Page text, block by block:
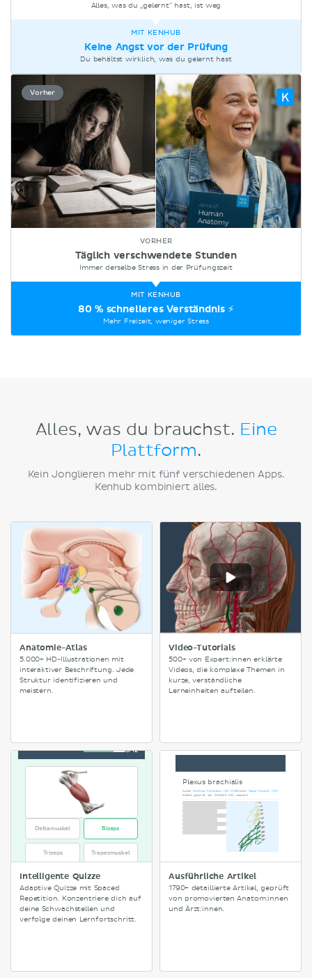
Alles, was du „gelernt" hast, ist weg
Keine Angst vor der Prüfung
Du behältst wirklich, was du gelernt hast
Vorher
Täglich verschwendete Stunden
Immer derselbe Stress in der Prüfungszeit
80 % schnelleres Verständnis ⚡
Mehr Freizeit, weniger Stress
Alles, was du brauchst. Eine
Plattform.
Kein Jonglieren mehr mit fünf verschiedenen Apps.
Kenhub kombiniert alles.
Anatomie-Atlas
5.000+ HD-Illustrationen mit
interaktiver Beschriftung. Jede
Struktur identifizieren und
meistern.
Video-Tutorials
500+ von Expert:innen erklärte
Videos, die komplexe Themen in
kurze, verständliche
Lerneinheiten aufteilen.
8/12
Deltamuskel Bizeps
Trizeps Trapezmuskel
Intelligente Quizze
Adaptive Quizze mit Spaced
Repetition. Konzentriere dich auf
deine Schwachstellen und
verfolge deinen Lernfortschritt.
Plexus brachialis
Autor: Dimitrios Mytilinaios, MD, PhDPrüfer: Nicola McLaren, MSC
Zuletzt geprüft Jan. 202625 Min. Lesezeit
Ausführliche Artikel
1790+ detaillierte Artikel, geprüft
von promovierten Anatom:innen
und Ärzt:innen.